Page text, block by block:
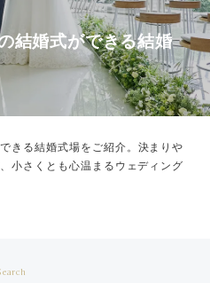
結婚式ができる結婚
きる結婚式場をご紹介。 決まりや
小さくとも心温まるウェディング